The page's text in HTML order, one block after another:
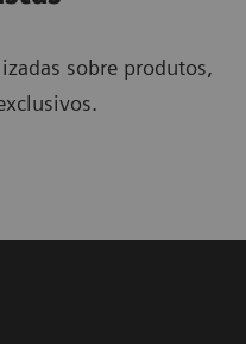
sobre produtos,